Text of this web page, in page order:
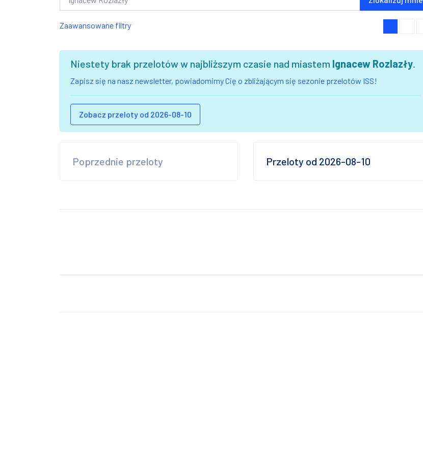
Zaawansowane filtry
Niestety brak przelotów w najbliższym czasie nad miastem Ignacew Rozlazły.
Zapisz się na nasz newsletter, powiadomimy Cię o zbliżającym się sezonie przelotów ISS!
Zobacz przeloty od 2026-08-10
Poprzednie przeloty Przeloty od 2026-08-10